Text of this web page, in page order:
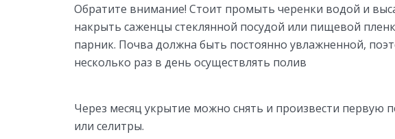
Обратите внимание! Стоит промыть черенки водой и
накрыть саженцы стеклянной посудой или пищевой
парник. Почва должна быть постоянно увлажненной,
несколько раз в день осуществлять полив
Через месяц укрытие можно снять и произвести
или селитры.